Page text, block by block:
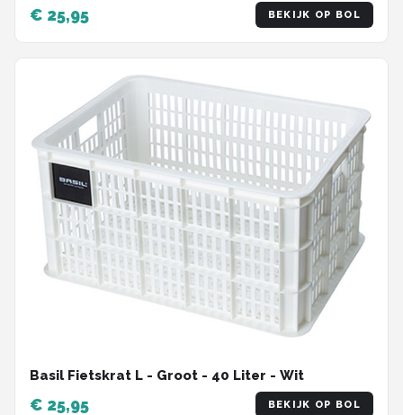
€ 25,95 BEKIJK OP BOL
Basil Fietskrat L - Groot - 40 Liter - Wit
€ 25,95 BEKIJK OP BOL